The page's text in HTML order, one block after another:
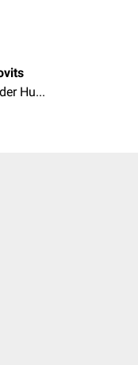
Student/in der Humanmedizin